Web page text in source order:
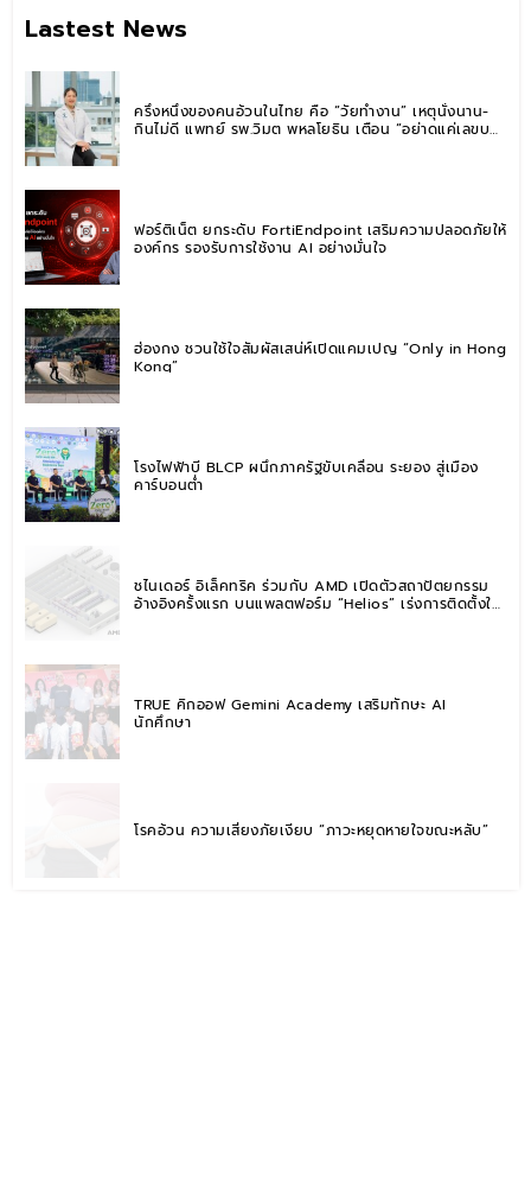
Lastest News
ครึ่งหนึ่งของคนอ้วนในไทย คือ “วัยทำงาน” เหตุนั่งนาน-
กินไม่ดี แพทย์ รพ.วิมุต พหลโยธิน เตือน “อย่าดูแค่เลขบน
ฟอร์ติเน็ต ยกระดับ FortiEndpoint เสริมความปลอดภัยให้
องค์กร รองรับการใช้งาน AI อย่างมั่นใจ
ฮ่องกง ชวนใช้ใจสัมผัสเสน่ห์เปิดแคมเปญ “Only in Hong
Kong”
โรงไฟฟ้าบี BLCP ผนึกภาครัฐขับเคลื่อน ระยอง สู่เมือง
คาร์บอนต่ำ
ชไนเดอร์ อิเล็คทริค ร่วมกับ AMD เปิดตัวสถาปัตยกรรม
อ้างอิงครั้งแรก บนแพลตฟอร์ม “Helios” เร่งการติดตั้งใช้
TRUE คิกออฟ Gemini Academy เสริมทักษะ AI
นักศึกษา
โรคอ้วน ความเสี่ยงภัยเงียบ “ภาวะหยุดหายใจขณะหลับ”